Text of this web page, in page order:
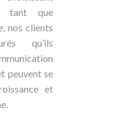
tant que
nos clients
qu’ils
peuvent se
et